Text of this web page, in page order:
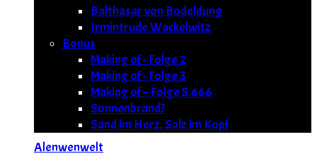
Balthasar von Bodeldung
Irmintrude Wackelwitz
Bonus
Making of - Folge 2
Making of - Folge 3
Making of – Folge 5.666
Sonnenbrand?
Sand im Herz, Salz im Kopf
Alenwenwelt